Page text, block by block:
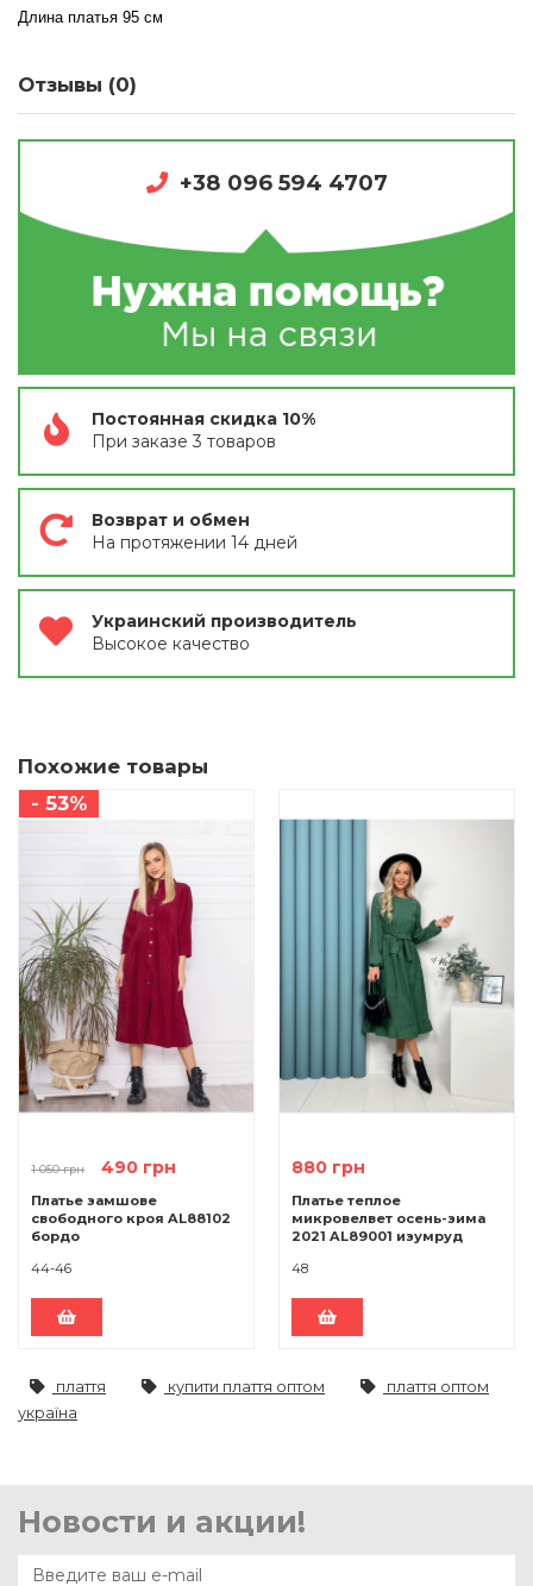
Длина платья 95 см
Отзывы (0)
+38 096 594 4707
Постоянная скидка 10%
При заказе 3 товаров
Возврат и обмен
На протяжении 14 дней
Украинский производитель
Высокое качество
Похожие товары
- 53%
1 050 грн 490 грн
Платье замшове
свободного кроя AL88102
бордо
44-46
880 грн
Платье теплое
микровелвет осень-зима
2021 AL89001 изумруд
48
плаття купити плаття оптом
плаття оптом
україна
Новости и акции!